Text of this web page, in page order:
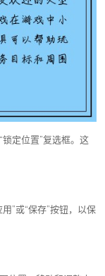
定位置”复选框。这
”或“保存”按钮，以保